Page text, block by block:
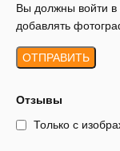
Отзывы
Только с
Вы должны войти в
добавлять